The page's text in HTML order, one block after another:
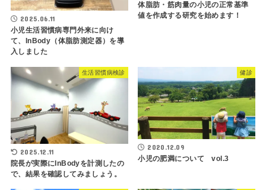
2025.06.11
小児生活習慣病専門外来に向け
て、InBody（体脂肪測定器）を導
入しました
体脂肪・筋肉量の小児の正常基準
値を作成する研究を始めます！
生活習慣病検診
2025.12.11
院長が実際にInBodyを計測したの
で、結果を確認してみましょう。
健診
2020.12.09
小児の肥満について vol.3